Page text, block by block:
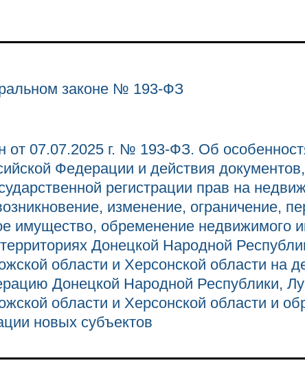
законе № 193-ФЗ
от 07.07.2025 г. № 193-ФЗ. Об
Федерации и действия
регистрации прав на
изменение, ограничение,
имущество, обременение недвижимого
Донецкой Народной
области и Херсонской области на
Донецкой Народной Республики,
области и Херсонской области и
новых субъектов